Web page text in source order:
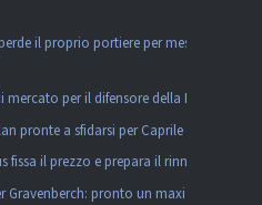
il proprio portiere per mesi:
mercato per il difensore della Lazio
pronte a sfidarsi per Caprile
fissa il prezzo e prepara il rinnovo
Gravenberch: pronto un maxi